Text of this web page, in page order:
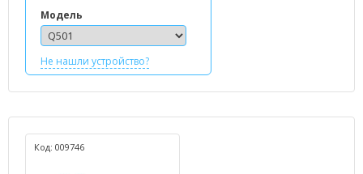
Модель
Не нашли устройство?
Код: 009746